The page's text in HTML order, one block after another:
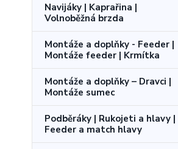
Navijáky | Kaprařina |
Volnoběžná brzda
Montáže a doplňky - Feeder |
Montáže feeder | Krmítka
Montáže a doplňky – Dravci |
Montáže sumec
Podběráky | Rukojeti a hlavy |
Feeder a match hlavy